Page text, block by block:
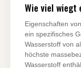
Wie viel wiegt
Eigenschaften
ein spezifisches
Wasserstoff von
höchste
Wasserstoff